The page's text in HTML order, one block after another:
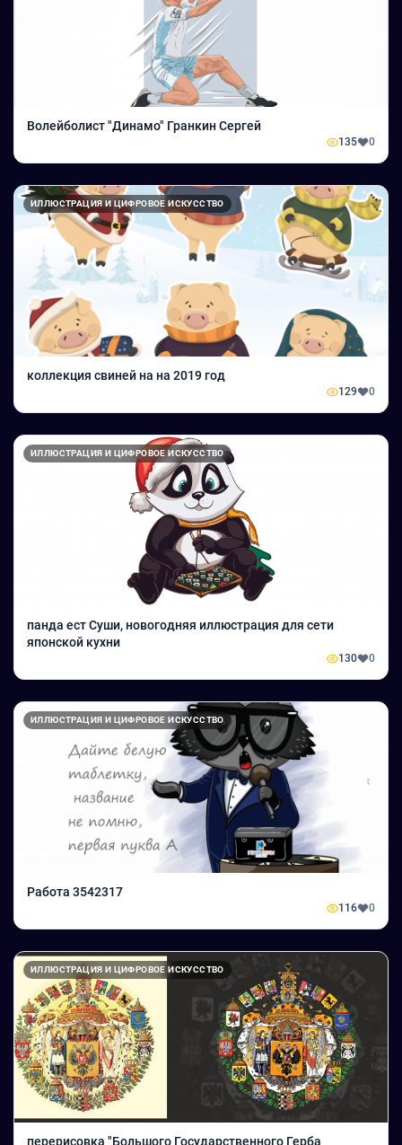
Волейболист "Динамо" Гранкин Сергей
135 0
ИЛЛЮСТРАЦИЯ И ЦИФРОВОЕ ИСКУССТВО
коллекция свиней на на 2019 год
129 0
ИЛЛЮСТРАЦИЯ И ЦИФРОВОЕ ИСКУССТВО
панда ест Суши, новогодняя иллюстрация для сети
японской кухни
130 0
ИЛЛЮСТРАЦИЯ И ЦИФРОВОЕ ИСКУССТВО
Работа 3542317
116 0
ИЛЛЮСТРАЦИЯ И ЦИФРОВОЕ ИСКУССТВО
перерисовка "Большого Государственного Герба